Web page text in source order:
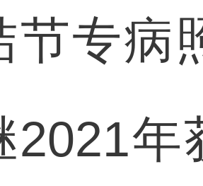
节专病
2021年